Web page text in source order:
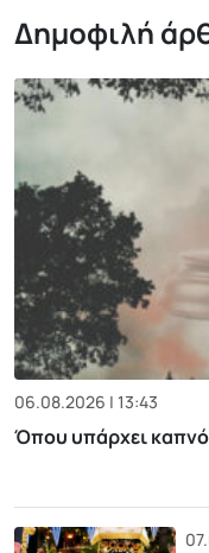
Δημοφιλή
06.08.2026 | 13:43
Όπου υπάρχει